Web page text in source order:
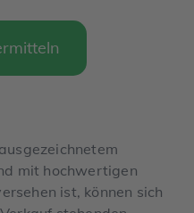
mit hochwertigen
ist, können sich